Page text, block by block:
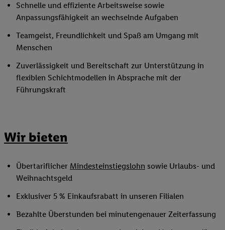
Schnelle und effiziente Arbeitsweise sowie
Anpassungsfähigkeit an wechselnde Aufgaben
Teamgeist, Freundlichkeit und Spaß am Umgang mit
Menschen
Zuverlässigkeit und Bereitschaft zur Unterstützung in
flexiblen Schichtmodellen in Absprache mit der
Führungskraft
Wir bieten
Übertariflicher Mindesteinstiegslohn sowie Urlaubs- und
Weihnachtsgeld
Exklusiver 5 % Einkaufsrabatt in unseren Filialen
Bezahlte Überstunden bei minutengenauer Zeiterfassung